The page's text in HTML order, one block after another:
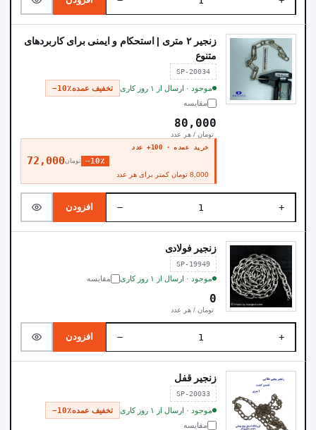
زنجیر ۲ متری | استحکام و ایمنی برای کاربردهای
متنوع
SP-20034
موجود · ارسال از ۱ روز کاری تخفیف عمده−10٪
مقایسه
80,000
تومان / هر عدد
خرید عمده · 100+ عدد
72,000تومان −10٪
8,000 تومان کمتر برای هر عدد
+
− افزودن
زنجیر فولادی
SP-19949
موجود · ارسال از ۱ روز کاری مقایسه
0
تومان / هر عدد
+
− افزودن
زنجیر قفل
SP-20033
موجود · ارسال از ۱ روز کاری تخفیف عمده−10٪
مقایسه